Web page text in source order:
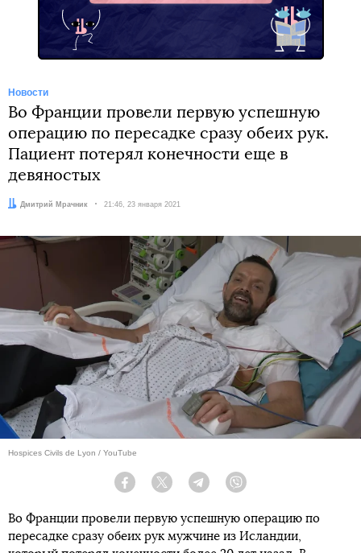
Новости
Во Франции провели первую успешную
операцию по пересадке сразу обеих рук.
Пациент потерял конечности еще в
девяностых
Автор:
Дмитрий Мрачник Дата:
21:46, 23 января 2021
Hospices Civils de Lyon / YouTube
Facebook Twitter Telegram
Во Франции провели первую успешную операцию по
пересадке сразу обеих рук мужчине из Исландии,